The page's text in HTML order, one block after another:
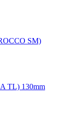
SM)
TL) 130mm